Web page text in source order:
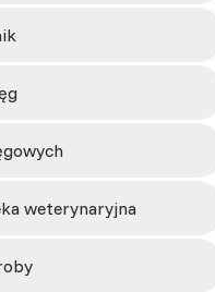
weterynaryjna